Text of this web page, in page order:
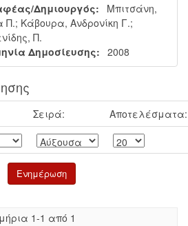
Δημιουργός:
Μπιτσάνη,
Π.; Κάβουρα, Ανδρονίκη Γ.;
Π.
Δημοσίευσης:
2008
Σειρά: Αποτελέσματα:
1-1 από 1